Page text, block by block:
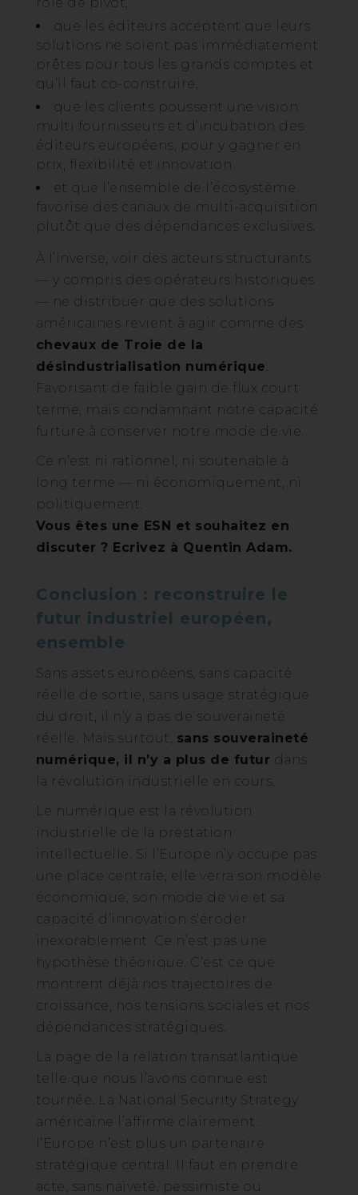
que les éditeurs acceptent que leurs
solutions ne soient pas immédiatement
prêtes pour tous les grands comptes et
qu’il faut co-construire,
que les clients poussent une vision
multi fournisseurs et d’incubation des
éditeurs européens, pour y gagner en
prix, flexibilité et innovation
et que l’ensemble de l’écosystème
favorise des canaux de multi-acquisition
plutôt que des dépendances exclusives.
À l’inverse, voir des acteurs structurants
— y compris des opérateurs historiques
— ne distribuer que des solutions
américaines revient à agir comme des
chevaux de Troie de la
désindustrialisation numérique.
Favorisant de faible gain de flux court
terme, mais condamnant notre capacité
furture à conserver notre mode de vie.
Ce n’est ni rationnel, ni soutenable à
long terme — ni économiquement, ni
politiquement.
Vous êtes une ESN et souhaitez en
discuter ? Ecrivez à Quentin Adam.
Conclusion : reconstruire le
futur industriel européen,
ensemble
Sans assets européens, sans capacité
réelle de sortie, sans usage stratégique
du droit, il n’y a pas de souveraineté
réelle. Mais surtout, sans souveraineté
numérique, il n’y a plus de futur dans
la révolution industrielle en cours.
Le numérique est la révolution
industrielle de la prestation
intellectuelle. Si l’Europe n’y occupe pas
une place centrale, elle verra son modèle
économique, son mode de vie et sa
capacité d’innovation s’éroder
inexorablement. Ce n’est pas une
hypothèse théorique. C’est ce que
montrent déjà nos trajectoires de
croissance, nos tensions sociales et nos
dépendances stratégiques.
La page de la relation transatlantique
telle que nous l’avons connue est
tournée. La National Security Strategy
américaine l’affirme clairement :
l’Europe n’est plus un partenaire
stratégique central. Il faut en prendre
acte, sans naïveté, pessimiste ou